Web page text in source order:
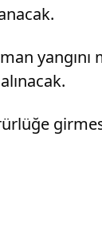
yangını